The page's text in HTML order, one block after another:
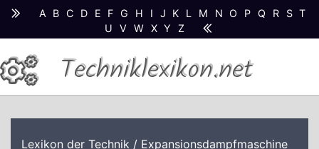
A B C D E F G H I J K L M N O P Q R S T
U
V W X Y Z
Techniklexikon.net
Lexikon der Technik / Expansionsdampfmaschine